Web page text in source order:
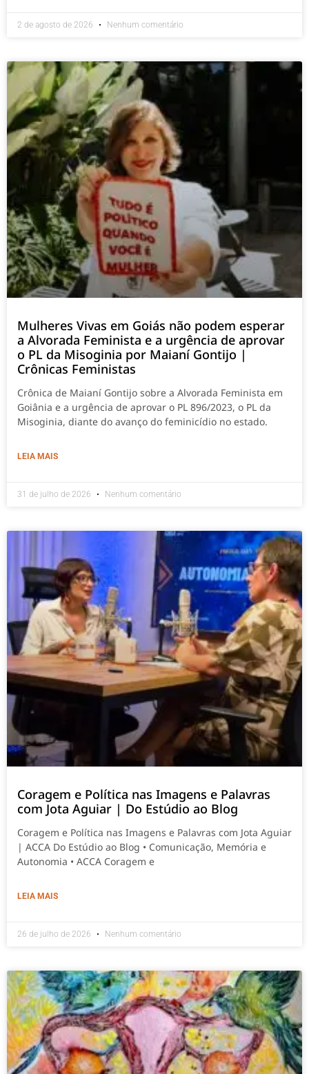
2 de agosto de 2026 Nenhum comentário
Mulheres Vivas em Goiás não podem esperar
a Alvorada Feminista e a urgência de aprovar
o PL da Misoginia por Maianí Gontijo |
Crônicas Feministas
Crônica de Maianí Gontijo sobre a Alvorada Feminista em
Goiânia e a urgência de aprovar o PL 896/2023, o PL da
Misoginia, diante do avanço do feminicídio no estado.
LEIA MAIS
31 de julho de 2026 Nenhum comentário
Coragem e Política nas Imagens e Palavras
com Jota Aguiar | Do Estúdio ao Blog
Coragem e Política nas Imagens e Palavras com Jota Aguiar
| ACCA Do Estúdio ao Blog • Comunicação, Memória e
Autonomia • ACCA Coragem e
LEIA MAIS
26 de julho de 2026 Nenhum comentário